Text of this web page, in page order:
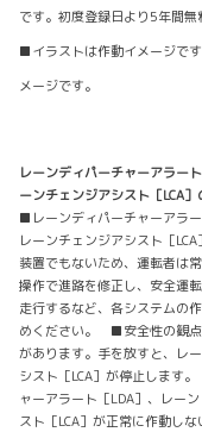
です。初度登録日より5年間無
■イラストは作動イメージで
メージです。
レーンディパーチャーアラー
ーンチェンジアシスト［LCA
■レーンディパーチャーアラー
レーンチェンジアシスト［
装置でもないため、運転者は
操作で進路を修正し、安全運
走行するなど、各システムの
めください。 ■安全性の観点
があります。手を放すと、レ
シスト［LCA］が停止します
ャーアラート［LDA］、レー
スト［LCA］が正常に作動し